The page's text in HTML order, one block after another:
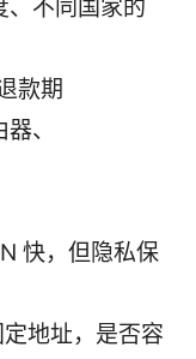
、不同国家的
款期
、
快，但隐私保
地址，是否容